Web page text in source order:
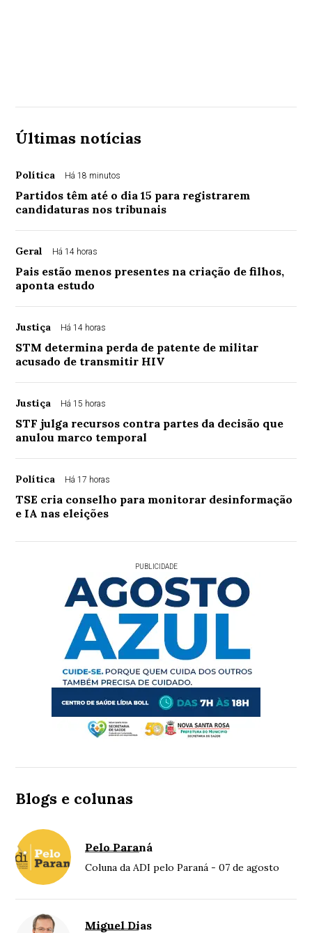
Últimas notícias
Política Há 18 minutos
Partidos têm até o dia 15 para registrarem
candidaturas nos tribunais
Geral Há 14 horas
Pais estão menos presentes na criação de filhos,
aponta estudo
Justiça Há 14 horas
STM determina perda de patente de militar
acusado de transmitir HIV
Justiça Há 15 horas
STF julga recursos contra partes da decisão que
anulou marco temporal
Política Há 17 horas
TSE cria conselho para monitorar desinformação
e IA nas eleições
PUBLICIDADE
Blogs e colunas
Pelo Paraná
Coluna da ADI pelo Paraná - 07 de agosto
Miguel Dias